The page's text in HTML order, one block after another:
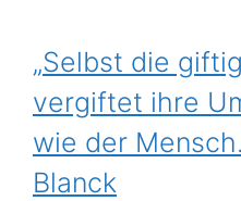
„Selbst die
vergiftet ihre
wie der
Blanck